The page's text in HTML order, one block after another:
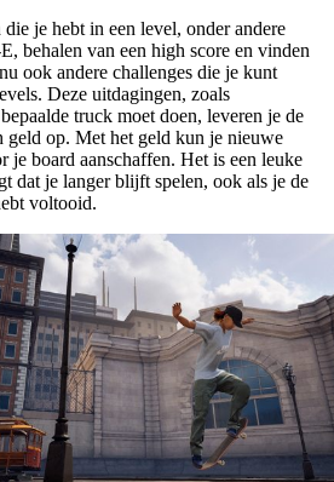
die je hebt in een level, onder andere
behalen van een high score en vinden
ook andere challenges die je kunt
Deze uitdagingen, zoals
truck moet doen, leveren je de
geld op. Met het geld kun je nieuwe
je board aanschaffen. Het is een leuke
dat je langer blijft spelen, ook als je de
voltooid.